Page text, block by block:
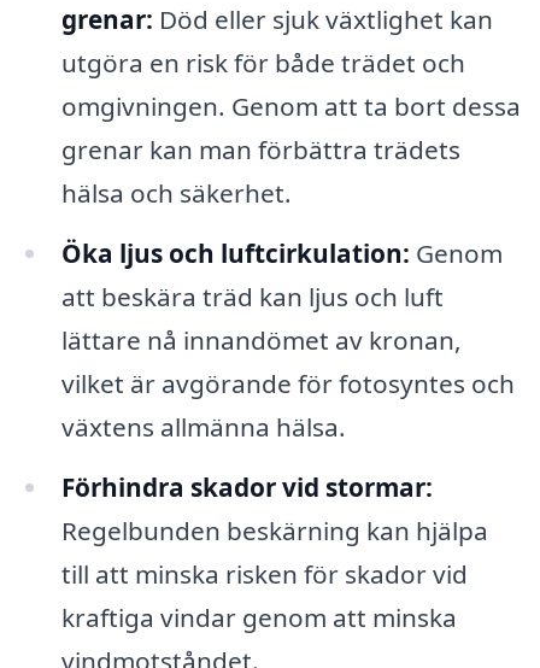
grenar: Död eller sjuk växtlighet kan
utgöra en risk för både trädet och
omgivningen. Genom att ta bort dessa
grenar kan man förbättra trädets
hälsa och säkerhet.
Öka ljus och luftcirkulation: Genom
att beskära träd kan ljus och luft
lättare nå innandömet av kronan,
vilket är avgörande för fotosyntes och
växtens allmänna hälsa.
Förhindra skador vid stormar:
Regelbunden beskärning kan hjälpa
till att minska risken för skador vid
kraftiga vindar genom att minska
vindmotståndet.